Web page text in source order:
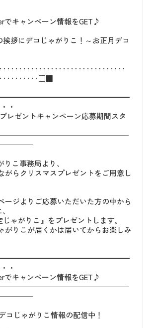
キャンペーン情報をGET♪
拶にデコじゃがりこ！～お正月デコ
・
レゼントキャンペーン応募期間スタ
こ事務局より、
らクリスマスプレゼントをご用意し
ジよりご応募いただいた方の中から
がりこ』をプレゼントします。
りこが届くかは届いてからお楽しみ
・
キャンペーン情報をGET♪
じゃがりこ情報の配信中！